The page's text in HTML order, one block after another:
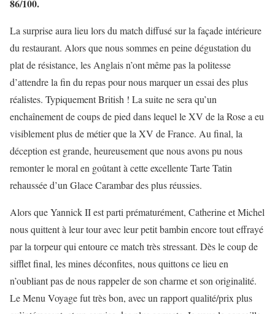
86/100.
La surprise aura lieu lors du match diffusé sur la façade intérieure
du restaurant. Alors que nous sommes en peine dégustation du
plat de résistance, les Anglais n’ont même pas la politesse
d’attendre la fin du repas pour nous marquer un essai des plus
réalistes. Typiquement British ! La suite ne sera qu’un
enchaînement de coups de pied dans lequel le XV de la Rose a eu
visiblement plus de métier que la XV de France. Au final, la
déception est grande, heureusement que nous avons pu nous
remonter le moral en goûtant à cette excellente Tarte Tatin
rehaussée d’un Glace Carambar des plus réussies.
Alors que Yannick II est parti prématurément, Catherine et Michel
nous quittent à leur tour avec leur petit bambin encore tout effrayé
par la torpeur qui entoure ce match très stressant. Dès le coup de
sifflet final, les mines déconfites, nous quittons ce lieu en
n’oubliant pas de nous rappeler de son charme et son originalité.
Le Menu Voyage fut très bon, avec un rapport qualité/prix plus